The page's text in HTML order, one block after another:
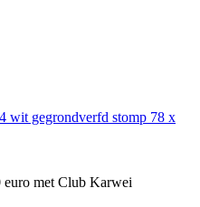
wit gegrondverfd stomp 78 x
met Club Karwei